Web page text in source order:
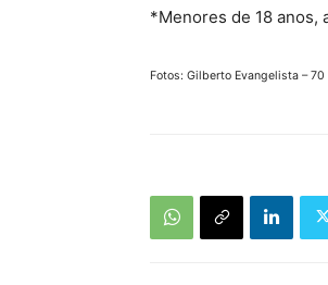
*Menores de 18 anos,
Fotos: Gilberto Evangelista –